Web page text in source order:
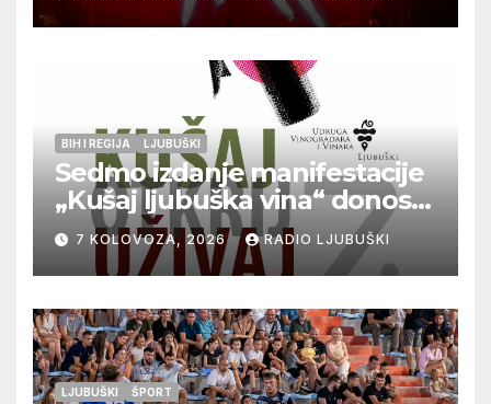
BIH I REGIJA LJUBUŠKI
Sedmo izdanje manifestacije
„Kušaj ljubuška vina“ donosi
vrhunska vina, gastronomiju i
glazbu
7 KOLOVOZA, 2026 RADIO LJUBUŠKI
LJUBUŠKI ŠPORT